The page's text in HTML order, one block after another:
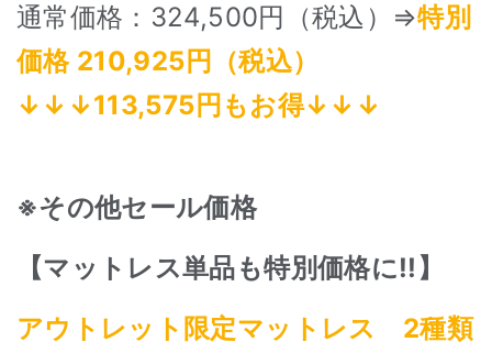
通常価格：324,500円（税込）⇒特別
価格 210,925円（税込）
↓↓↓113,575円もお得↓↓↓
※その他セール価格
【マットレス単品も特別価格に!!】
アウトレット限定マットレス 2種類